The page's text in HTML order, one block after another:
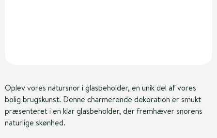
Oplev vores natursnor i glasbeholder, en unik del af vores
bolig brugskunst. Denne charmerende dekoration er smukt
præsenteret i en klar glasbeholder, der fremhæver snorens
naturlige skønhed.